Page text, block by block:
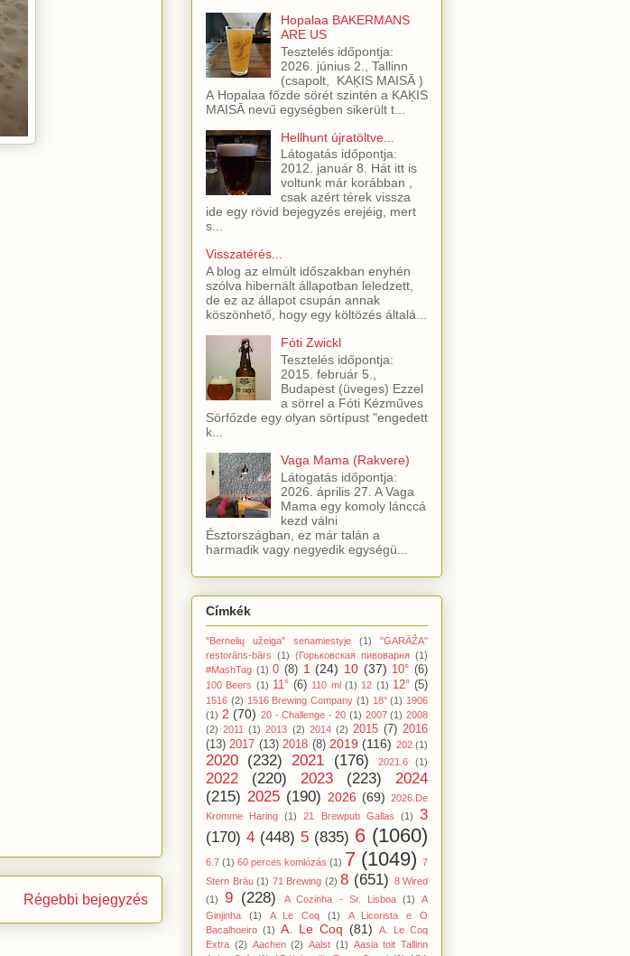
Régebbi bejegyzés
Hopalaa BAKERMANS
ARE US
Tesztelés időpontja:
2026. június 2., Tallinn
(csapolt, KAĶIS MAISĀ )
A Hopalaa főzde sörét szintén a KAĶIS
MAISĀ nevű egységben sikerült t...
Hellhunt újratöltve...
Látogatás időpontja:
2012. január 8. Hát itt is
voltunk már korábban ,
csak azért térek vissza
ide egy rövid bejegyzés erejéig, mert
s...
Visszatérés...
A blog az elmúlt időszakban enyhén
szólva hibernált állapotban leledzett,
de ez az állapot csupán annak
köszönhető, hogy egy költözés általá...
Fóti Zwickl
Tesztelés időpontja:
2015. február 5.,
Budapest (üveges) Ezzel
a sörrel a Fóti Kézműves
Sörfőzde egy olyan sörtípust "engedett
k...
Vaga Mama (Rakvere)
Látogatás időpontja:
2026. április 27. A Vaga
Mama egy komoly lánccá
kezd válni
Észtországban, ez már talán a
harmadik vagy negyedik egységü...
Címkék
"Bernelių užeiga" senamiestyje (1)
"GARĀŽA"
restorāns-bārs (1) (Горьковская пивоварня (1)
#MashTag (1) 0 (8) 1 (24) 10 (37) 10° (6)
100 Beers (1) 11° (6) 110 ml (1) 12 (1) 12° (5)
1516 (2) 1516 Brewing Company (1) 18° (1) 1906
(1) 2 (70) 20 - Challenge - 20 (1) 2007 (1) 2008
(2) 2011 (1) 2013 (2) 2014 (2) 2015 (7) 2016
(13) 2017 (13) 2018 (8) 2019 (116) 202 (1)
2020 (232) 2021 (176) 2021.6 (1)
2022 (220) 2023 (223)
2024
(215) 2025 (190) 2026 (69) 2026.De
Kromme Haring
(1) 21 Brewpub Gallas (1)
3
(170) 4 (448) 5 (835) 6 (1060)
6.7 (1) 60 perces komlózás (1) 7 (1049) 7
Stern Bräu (1) 71 Brewing (2) 8 (651) 8 Wired
(1)
9 (228) A Cozinha - Sr. Lisboa (1)
A
Ginjinha
(1) A Le Coq (1)
A Licorista e O
Bacalhoeiro (1) A. Le Coq (81)
A. Le Coq
Extra (2) Aachen (2) Aalst (1) Aasia toit Tallinn